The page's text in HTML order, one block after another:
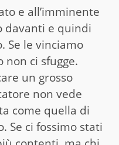
e all’imminente
davanti e quindi
Se le vinciamo
ci sfugge.
un grosso
non vede
come quella di
Se ci fossimo stati